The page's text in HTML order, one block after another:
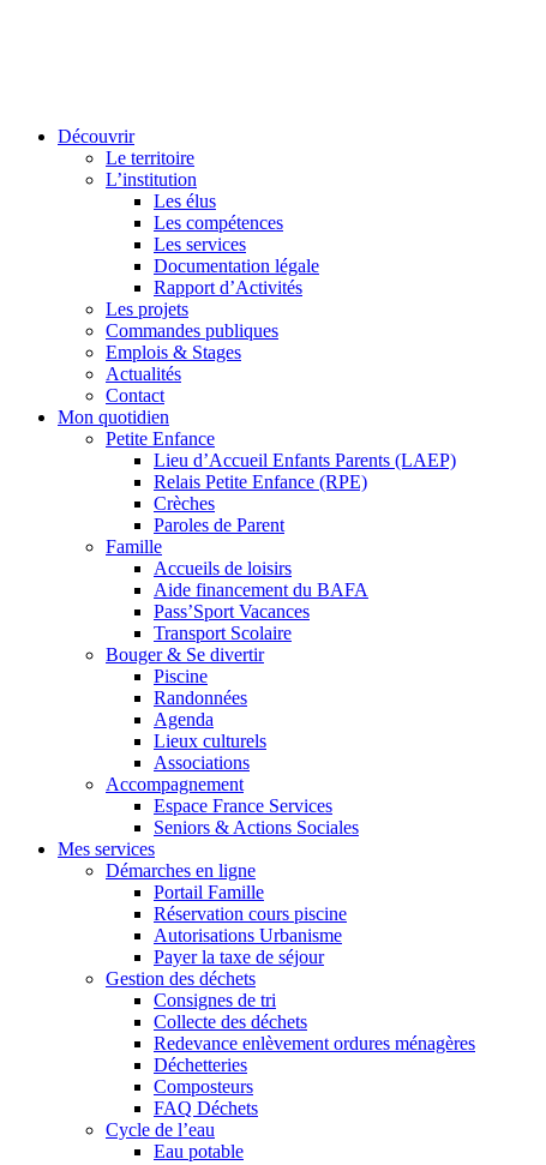
Découvrir
Le territoire
L’institution
Les élus
Les compétences
Les services
Documentation légale
Rapport d’Activités
Les projets
Commandes publiques
Emplois & Stages
Actualités
Contact
Mon quotidien
Petite Enfance
Lieu d’Accueil Enfants Parents (LAEP)
Relais Petite Enfance (RPE)
Crèches
Paroles de Parent
Famille
Accueils de loisirs
Aide financement du BAFA
Pass’Sport Vacances
Transport Scolaire
Bouger & Se divertir
Piscine
Randonnées
Agenda
Lieux culturels
Associations
Accompagnement
Espace France Services
Seniors & Actions Sociales
Mes services
Démarches en ligne
Portail Famille
Réservation cours piscine
Autorisations Urbanisme
Payer la taxe de séjour
Gestion des déchets
Consignes de tri
Collecte des déchets
Redevance enlèvement ordures ménagères
Déchetteries
Composteurs
FAQ Déchets
Cycle de l’eau
Eau potable